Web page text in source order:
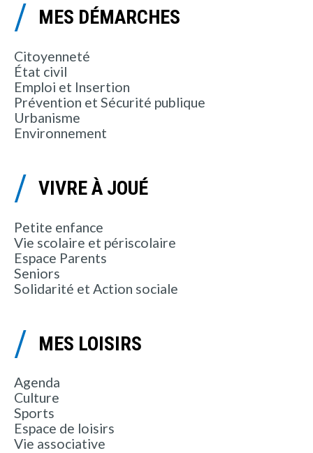
MES DÉMARCHES
Citoyenneté
État civil
Emploi et Insertion
Prévention et Sécurité publique
Urbanisme
Environnement
VIVRE À JOUÉ
Petite enfance
Vie scolaire et périscolaire
Espace Parents
Seniors
Solidarité et Action sociale
MES LOISIRS
Agenda
Culture
Sports
Espace de loisirs
Vie associative